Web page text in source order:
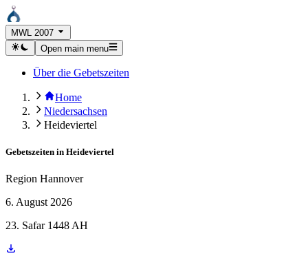
MWL 2007
Open main menu
Über die Gebetszeiten
Home
Niedersachsen
Heideviertel
Gebetszeiten in Heideviertel
Region Hannover
6. August 2026
23. Safar 1448 AH